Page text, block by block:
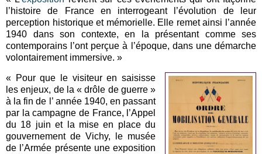
l’histoire de France en interrogeant l’évolution de leur
perception historique et mémorielle. Elle remet ainsi l’année
1940 dans son contexte, en la présentant comme ses
contemporains l’ont perçue à l’époque, dans une démarche
volontairement immersive. »
« Pour que le visiteur en saisisse
les enjeux, de la « drôle de guerre »
à la fin de l’ année 1940, en passant
par la campagne de France, l’Appel
du 18 juin et la mise en place du
gouvernement de Vichy, le musée
de l’Armée présente une exposition